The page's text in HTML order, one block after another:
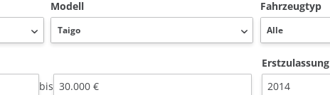
Modell Fahrzeugtyp
bis
Erstzulassung